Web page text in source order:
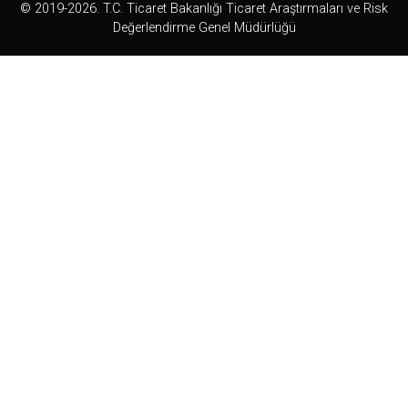
© 2019-2026. T.C. Ticaret Bakanlığı Ticaret Araştırmaları ve Risk
Değerlendirme Genel Müdürlüğü